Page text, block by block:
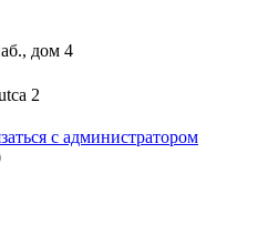
дом 4
2
с администратором